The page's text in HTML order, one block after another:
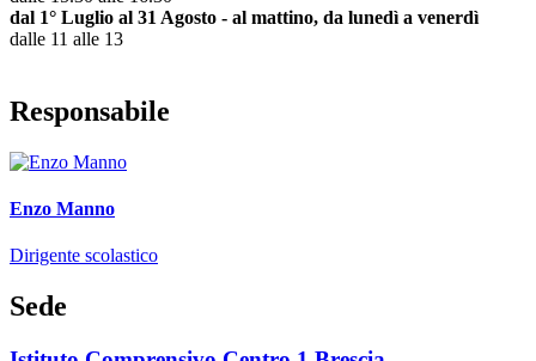
dal 1° Luglio al 31 Agosto - al mattino, da lunedì a venerdì
dalle 11 alle 13
Responsabile
Enzo Manno
Dirigente scolastico
Sede